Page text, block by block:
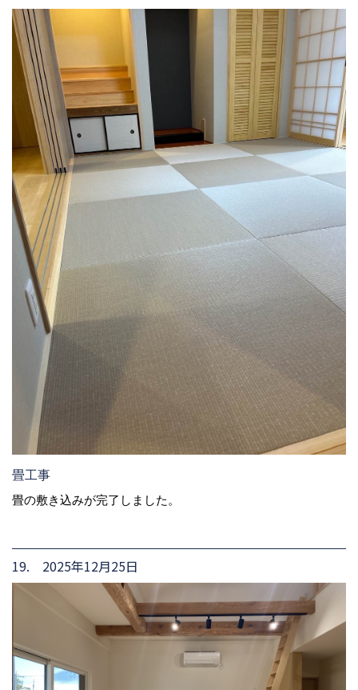
畳工事
畳の敷き込みが完了しました。
19. 2025年12月25日